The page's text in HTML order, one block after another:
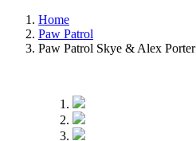
Home
Paw Patrol
Paw Patrol Skye & Alex Porter